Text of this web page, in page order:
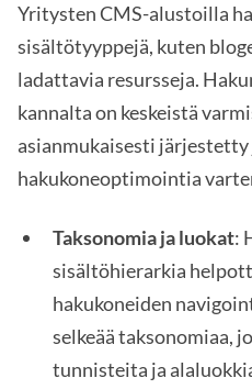
Yritysten CMS-alustoilla
sisältötyyppejä, kuten
ladattavia resursseja.
kannalta on keskeistä
asianmukaisesti
hakukoneoptimointia
Taksonomia ja luokat:
sisältöhierarkia
hakukoneiden
selkeää taksonomiaa,
tunnisteita ja